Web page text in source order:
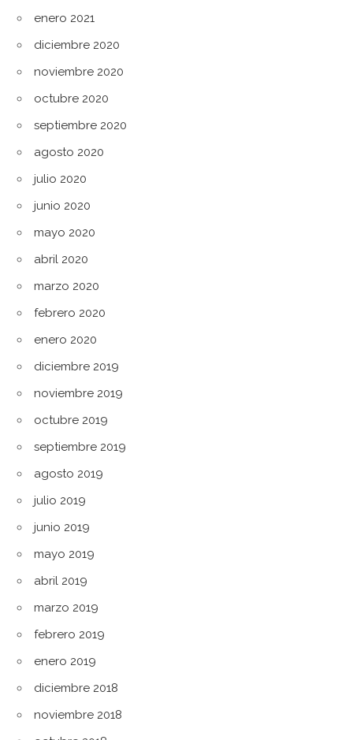
enero 2021
diciembre 2020
noviembre 2020
octubre 2020
septiembre 2020
agosto 2020
julio 2020
junio 2020
mayo 2020
abril 2020
marzo 2020
febrero 2020
enero 2020
diciembre 2019
noviembre 2019
octubre 2019
septiembre 2019
agosto 2019
julio 2019
junio 2019
mayo 2019
abril 2019
marzo 2019
febrero 2019
enero 2019
diciembre 2018
noviembre 2018